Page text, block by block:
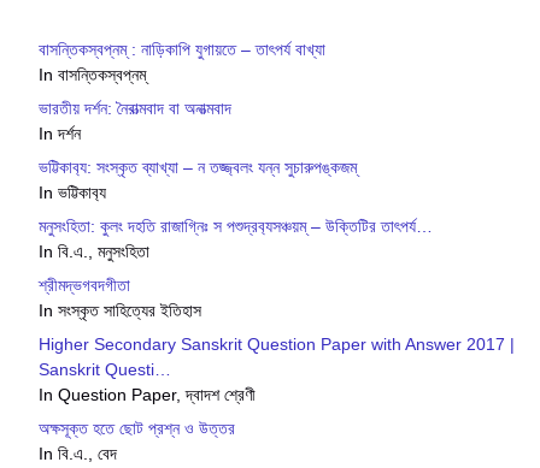
বাসন্তিকস্বপ্নম্ : নাড়িকাপি যুগায়তে – তাৎপর্য বাখ্যা
In বাসন্তিকস্বপ্নম্
ভারতীয় দর্শন: নৈরাত্মবাদ বা অনাত্মবাদ
In দর্শন
ভট্টিকাব‍্য: সংস্কৃত ব্যাখ্যা – ন তজ্জ্বলং যন্ন সুচারুপঙ্কজম্
In ভট্টিকাব‍্য
মনুসংহিতা: কুলং দহতি রাজাগ্নিঃ স পশুদ্রব‍্যসঞ্চয়ম্ – উক্তিটির তাৎপর্য…
In বি.এ., মনুসংহিতা
শ্রীমদ্ভগবদগীতা
In সংস্কৃত সাহিত্যের ইতিহাস
Higher Secondary Sanskrit Question Paper with Answer 2017 |
Sanskrit Questi…
In Question Paper, দ্বাদশ শ্রেণী
অক্ষসূক্ত হতে ছোট প্রশ্ন ও উত্তর
In বি.এ., বেদ